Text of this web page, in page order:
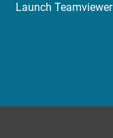
Launch Teamviewer